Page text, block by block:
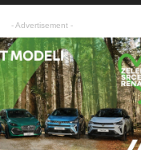
- Advertisement -